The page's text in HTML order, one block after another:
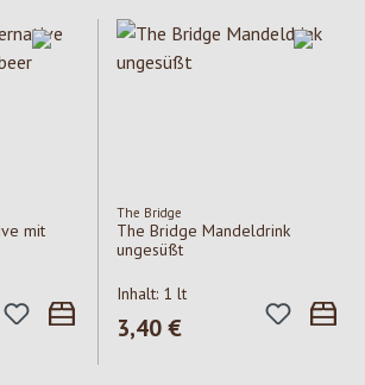
mit
The Bridge
The Bridge Mandeldrink
ungesüßt
Inhalt: 1 lt
Regulärer Preis:
3,40 €